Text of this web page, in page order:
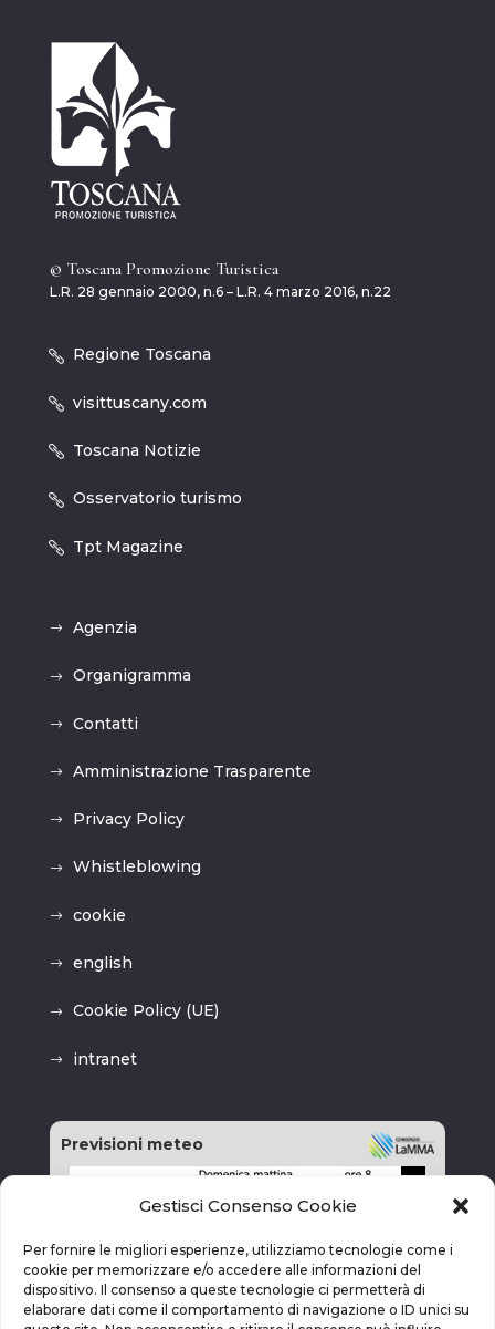
Gestisci Consenso Cookie
Per fornire le migliori esperienze, utilizziamo tecnologie come i
cookie per memorizzare e/o accedere alle informazioni del
dispositivo. Il consenso a queste tecnologie ci permetterà di
elaborare dati come il comportamento di navigazione o ID unici su
© Toscana Promozione Turistica
L.R. 28 gennaio 2000, n.6 – L.R. 4 marzo 2016, n.22
Regione Toscana
visittuscany.com
Toscana Notizie
Osservatorio turismo
Tpt Magazine
Agenzia
Organigramma
Contatti
Amministrazione Trasparente
Privacy Policy
Whistleblowing
cookie
english
Cookie Policy (UE)
intranet
Previsioni meteo